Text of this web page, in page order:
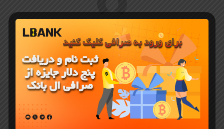
ال بانک ایران
نماینده رسمی صرافی ال بانک LBANK در
ایران به زبان فارسی برای ایرانیان
You May Also Like